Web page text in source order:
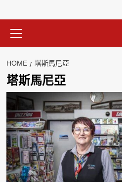
Menu
HOME 塔斯馬尼亞
塔斯馬尼亞